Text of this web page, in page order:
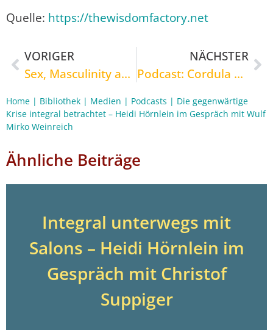
Quelle: https://thewisdomfactory.net
VORIGER
Sex, Masculinity and God with Cadell Last
NÄCHSTER
Podcast: Cordula Frei im Gespräch mit Jeremy Johnson: Jean Gebser – Ursprung und Gegenwart
Home | Bibliothek | Medien | Podcasts | Die gegenwärtige
Krise integral betrachtet – Heidi Hörnlein im Gespräch mit Wulf
Mirko Weinreich
Ähnliche Beiträge
Integral unterwegs mit
Salons – Heidi Hörnlein im
Gespräch mit Christof
Suppiger